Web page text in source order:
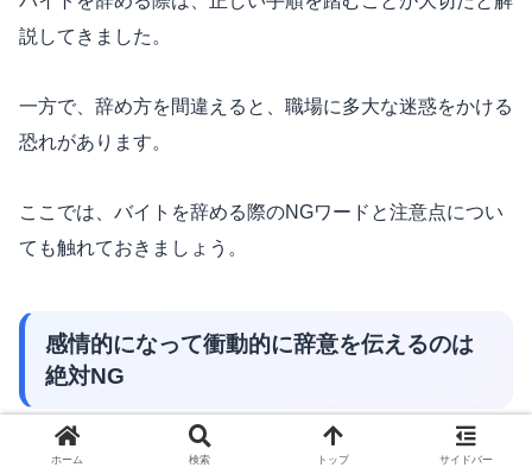
説してきました。
一方で、辞め方を間違えると、職場に多大な迷惑をかける
恐れがあります。
ここでは、バイトを辞める際のNGワードと注意点につい
ても触れておきましょう。
感情的になって衝動的に辞意を伝えるのは
絶対NG
バイト先への不満がたまって、 「もう無理！」
感情的に
ホーム 検索 トップ サイドバー